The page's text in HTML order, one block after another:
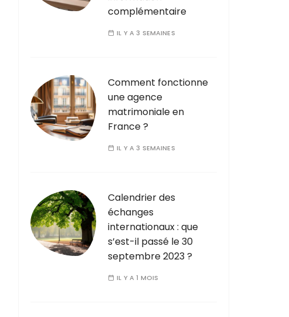
complémentaire
IL Y A 3 SEMAINES
Comment fonctionne
une agence
matrimoniale en
France ?
IL Y A 3 SEMAINES
Calendrier des
échanges
internationaux : que
s’est-il passé le 30
septembre 2023 ?
IL Y A 1 MOIS